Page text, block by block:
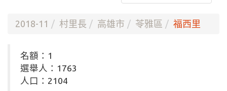
2018-11 村里長 高雄市 苓雅區 福西里
名額：1
選舉人：1763
人口：2104